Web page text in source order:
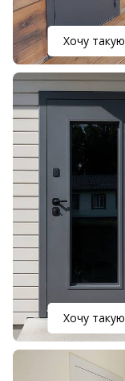
Хочу такую
Хочу такую